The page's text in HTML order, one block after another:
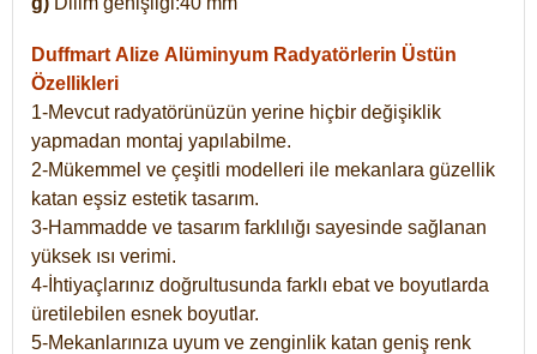
Duffmart Alize Alüminyum Radyatörlerin Üstün
Özellikleri
1-Mevcut radyatörünüzün yerine hiçbir değişiklik
yapmadan montaj yapılabilme.
2-Mükemmel ve çeşitli modelleri ile mekanlara güzellik
katan eşsiz estetik tasarım.
3-Hammadde ve tasarım farklılığı sayesinde sağlanan
yüksek ısı verimi.
4-İhtiyaçlarınız doğrultusunda farklı ebat ve boyutlarda
üretilebilen esnek boyutlar.
5-Mekanlarınıza uyum ve zenginlik katan geniş renk